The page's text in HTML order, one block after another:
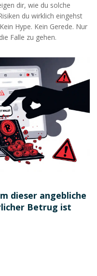
dir, wie du solche
du wirklich eingehst
Hype. Kein Gerede. Nur
Falle zu gehen.
dieser angebliche
Betrug ist